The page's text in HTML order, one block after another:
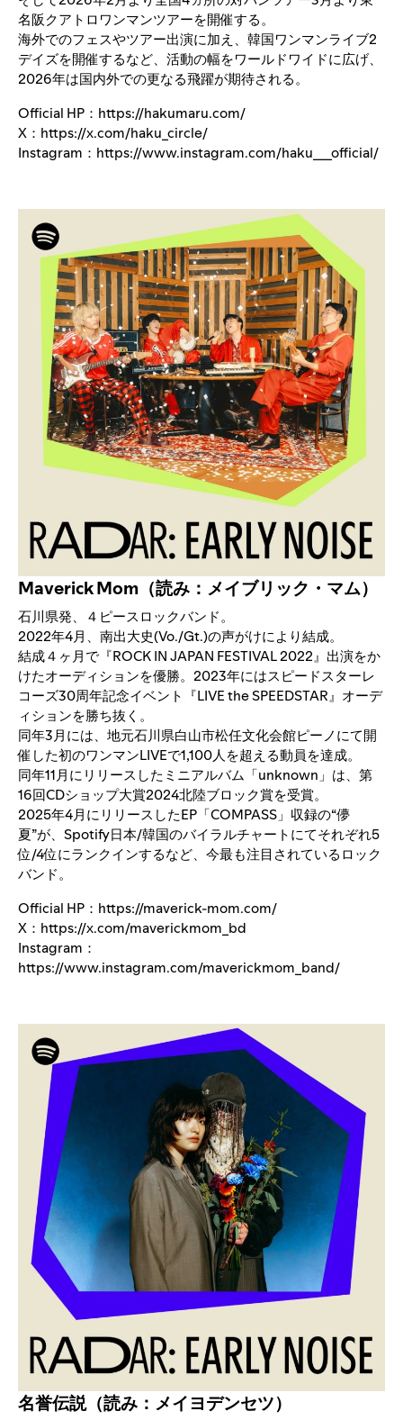
名阪クアトロワンマンツアーを開催する。
海外でのフェスやツアー出演に加え、韓国ワンマンライブ2
デイズを開催するなど、活動の幅をワールドワイドに広げ、
2026年は国内外での更なる飛躍が期待される。
Official HP： https://hakumaru.com/
X： https://x.com/haku_circle/
Instagram： https://www.instagram.com/haku___official/
Maverick Mom（読み：メイブリック・マム）
石川県発、４ピースロックバンド。
2022年4月、南出大史(Vo./Gt.)の声がけにより結成。
結成４ヶ月で『ROCK IN JAPAN FESTIVAL 2022』出演をか
けたオーディションを優勝。2023年にはスピードスターレ
コーズ30周年記念イベント『LIVE the SPEEDSTAR』オーデ
ィションを勝ち抜く。
同年3月には、地元石川県白山市松任文化会館ピーノにて開
催した初のワンマンLIVEで1,100人を超える動員を達成。
同年11月にリリースしたミニアルバム「unknown」は、第
16回CDショップ大賞2024北陸ブロック賞を受賞。
2025年4月にリリースしたEP「COMPASS」収録の“儚
夏”が、Spotify日本/韓国のバイラルチャートにてそれぞれ5
位/4位にランクインするなど、今最も注目されているロック
バンド。
Official HP： https://maverick-mom.com/
X： https://x.com/maverickmom_bd
Instagram：
https://www.instagram.com/maverickmom_band/
名誉伝説（読み：メイヨデンセツ）